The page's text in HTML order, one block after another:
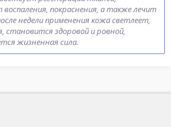
покраснения, а также лечит
недели применения кожа светлеет,
становится здоровой и ровной,
жизненная сила.